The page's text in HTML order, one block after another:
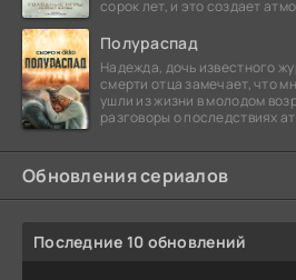
сорок лет, и это создает
Полураспад
Надежда, дочь известного
смерти отца замечает, что
ушли из жизни в молодом
разговоры о последствиях
Обновления сериалов
Последние 10 обновлений